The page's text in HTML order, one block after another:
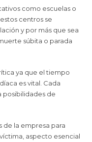
como escuelas o
centros se
y por más que sea
súbita o parada
ya que el tiempo
es vital. Cada
posibilidades de
de la empresa para
aspecto esencial